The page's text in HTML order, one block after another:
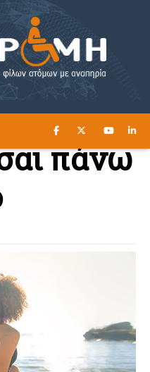
ΔΙΑΒΑΣΤΕ ΕΔΩ ►
πάνω